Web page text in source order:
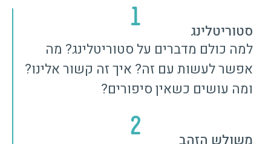
1
סטוריטלינג
למה כולם מדברים על סטוריטלינג? מה
אפשר לעשות עם זה? איך זה קשור אלינו?
ומה עושים כשאין סיפורים?
2